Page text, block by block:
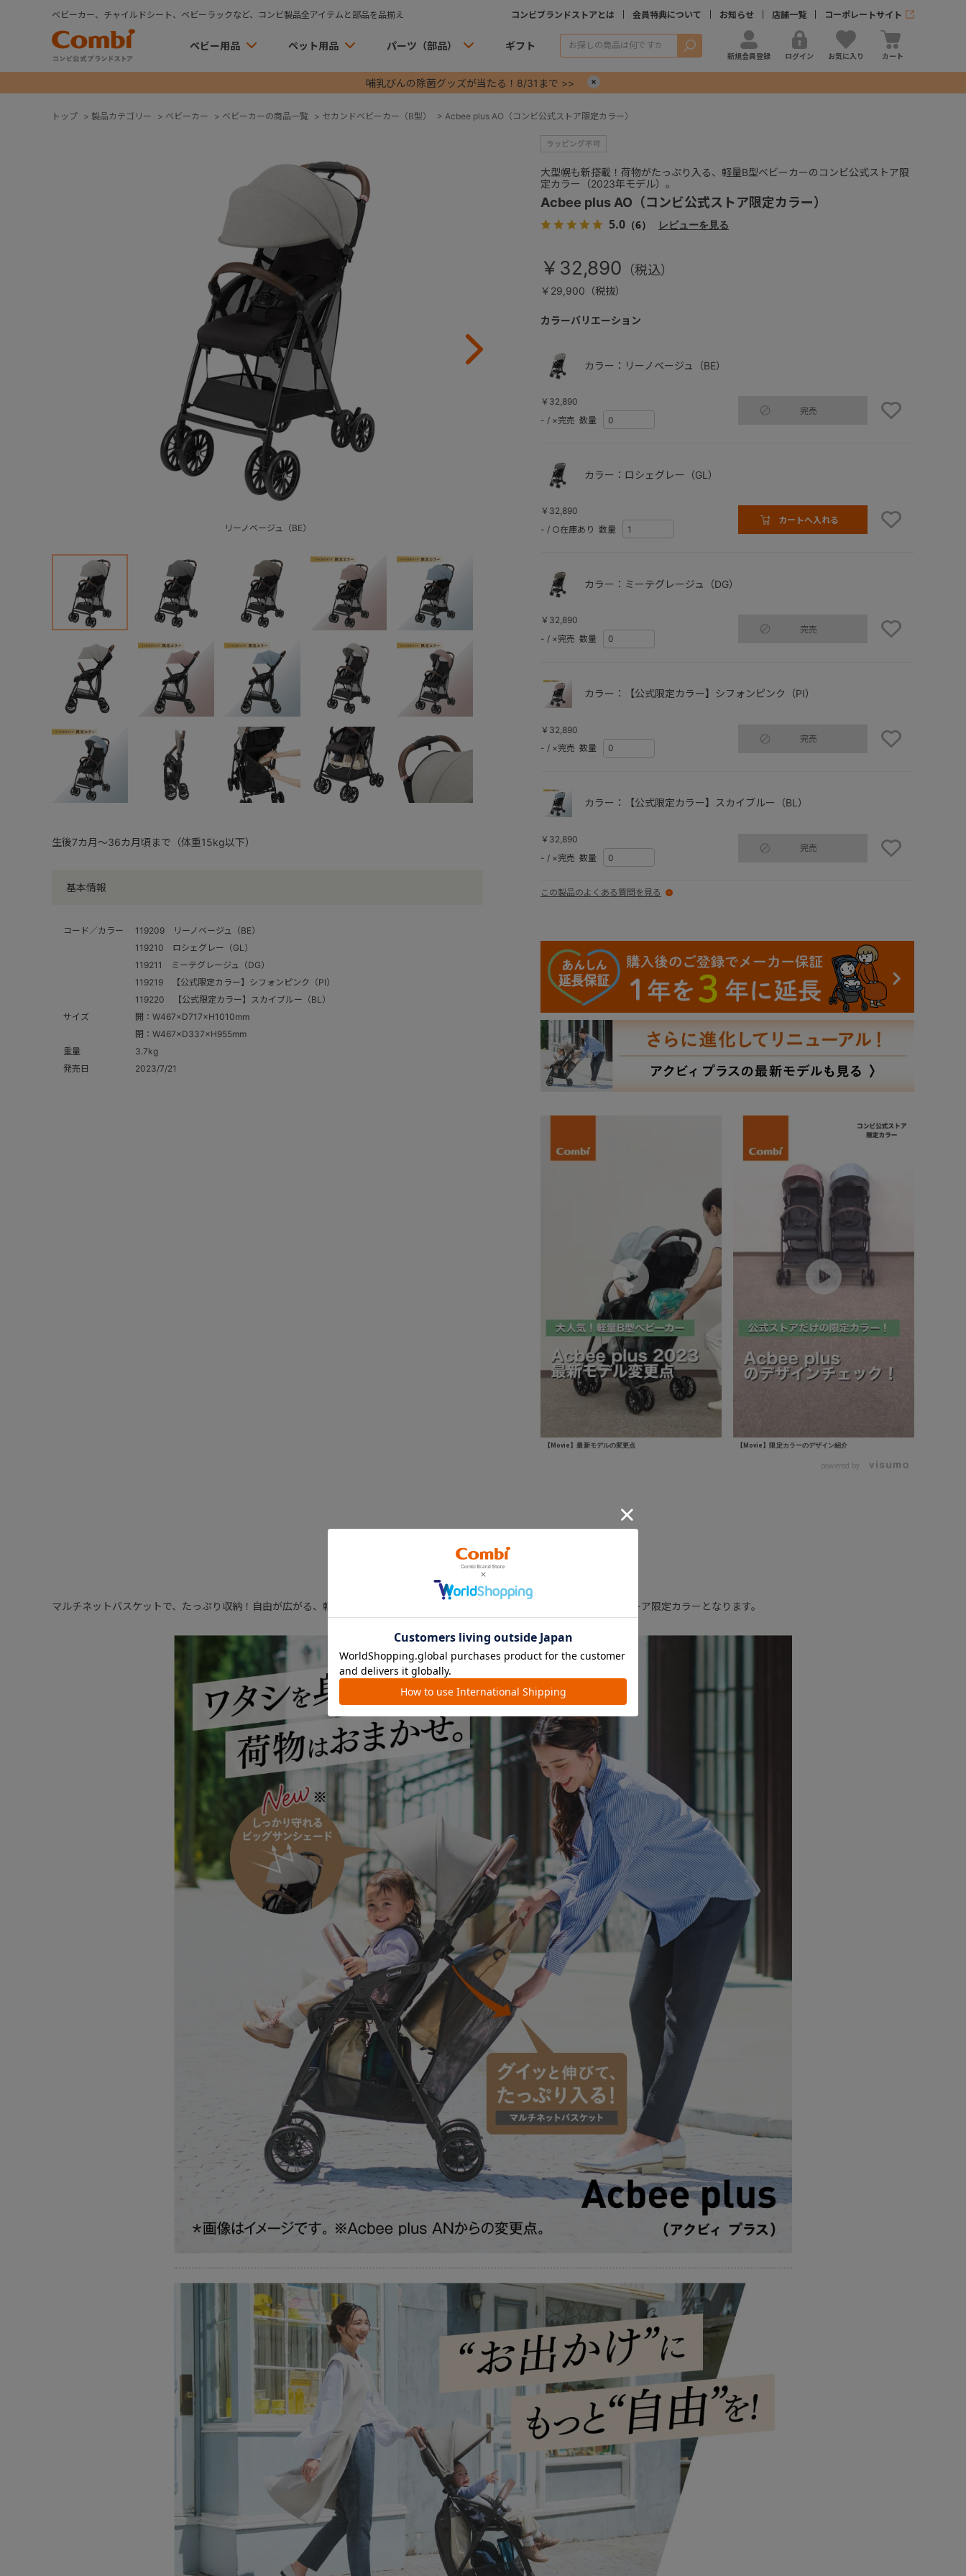
ベビーカー、チャイルドシート、ベビーラックなど、コンビ製品全アイテムと部品を品揃え コンビブランドストアとは 会員特典について お知らせ 店舗一覧 コーポレートサイト
ベビー用品 ペット用品 パーツ（部品） ギフト 検索
新規会員登録 ログイン お気に入り カート
哺乳びんの除菌グッズが当たる！8/31まで >>
トップ > 製品カテゴリー > ベビーカー > ベビーカーの商品一覧 > セカンドベビーカー（B型） > Acbee plus AO（コンビ公式ストア限定カラー）
リーノベージュ（BE）
基本情報
コード／カラー
119209 リーノベージュ（BE）
119210 ロシェグレー（GL）
119211 ミーテグレージュ（DG）
119219 【公式限定カラー】シフォンピンク（PI）
119220 【公式限定カラー】スカイブルー（BL）
サイズ
開：W467×D717×H1010mm
閉：W467×D337×H955mm
重量
3.7kg
発売日
2023/7/21
生後7カ月～36カ月頃まで（体重15kg以下）
大型幌も新搭載！荷物がたっぷり入る、軽量B型ベビーカーのコンビ公式ストア限
定カラー（2023年モデル）。
Acbee plus AO（コンビ公式ストア限定カラー）
5.0 （6） レビューを見る
￥32,890
￥29,900（税抜）
カラーバリエーション
カラー：リーノベージュ（BE）
￥32,890
- / ×完売 数量
完売
カラー：ロシェグレー（GL）
￥32,890
- / ○在庫あり 数量
カートへ入れる
カラー：ミーテグレージュ（DG）
￥32,890
- / ×完売 数量
完売
カラー：【公式限定カラー】シフォンピンク（PI）
￥32,890
- / ×完売 数量
完売
カラー：【公式限定カラー】スカイブルー（BL）
￥32,890
- / ×完売 数量
完売
この製品のよくある質問を見る
【Movie】最新モデルの変更点 【Movie】限定カラーのデザイン紹介
powered by
マルチネットバスケットで、たっぷり収納！自由が広がる、軽量B型ベビーカー。シフォンピンクとスカイブルーはコンビ公式ストア限定カラーとなります。